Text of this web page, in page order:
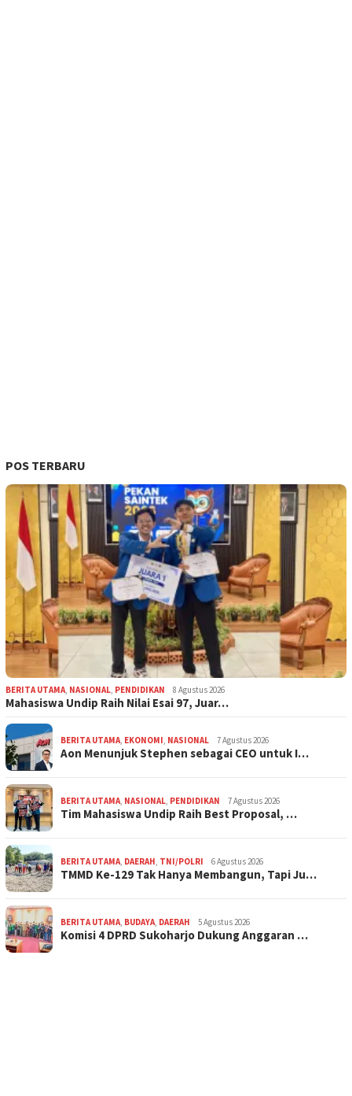
POS TERBARU
BERITA UTAMA NASIONAL PENDIDIKAN 8 Agustus 2026
Mahasiswa Undip Raih Nilai Esai 97, Juar…
BERITA UTAMA EKONOMI NASIONAL 7 Agustus 2026
Aon Menunjuk Stephen sebagai CEO untuk I…
BERITA UTAMA NASIONAL PENDIDIKAN 7 Agustus 2026
Tim Mahasiswa Undip Raih Best Proposal, …
BERITA UTAMA DAERAH TNI/POLRI 6 Agustus 2026
TMMD Ke-129 Tak Hanya Membangun, Tapi Ju…
BERITA UTAMA BUDAYA DAERAH 5 Agustus 2026
Komisi 4 DPRD Sukoharjo Dukung Anggaran …